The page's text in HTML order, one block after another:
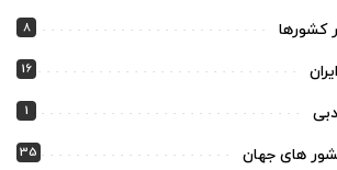
کشورها 8
16
1
های جهان 35